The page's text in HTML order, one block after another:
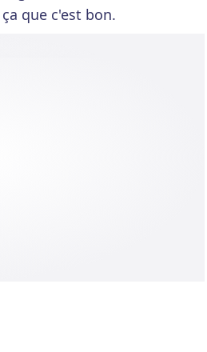
que c'est bon.